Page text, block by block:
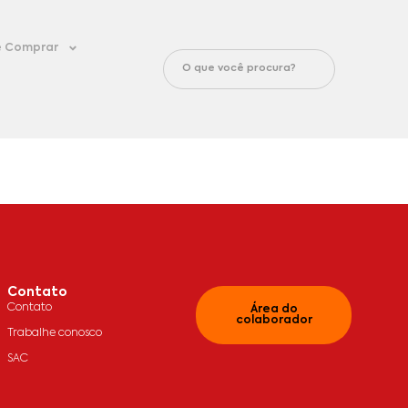
Comprar
Contato
Contato
Trabalhe conosco
SAC
Área do
colaborador